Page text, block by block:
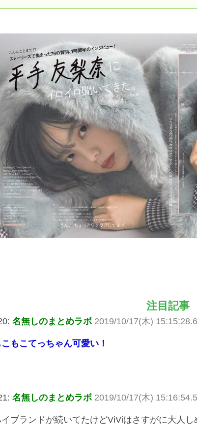
注目記事
名無しのまとめラボ 2019/10/17(木)
こもこてっちゃん可愛い！
名無しのまとめラボ 2019/10/17(木)
ブランドが続いてたけどViViはさすがに大人し